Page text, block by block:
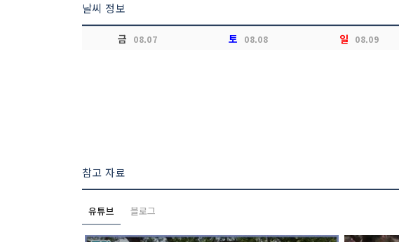
날씨 정보
금 08.07 토 08.08 일 08.09
참고 자료
유튜브 블로그